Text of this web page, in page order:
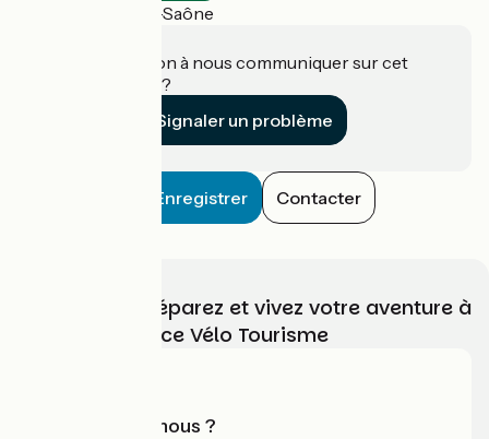
Pontailler-sur-Saône
Une information à nous communiquer sur cet
établissement ?
Signaler un problème
Enregistrer Contacter
Choisissez, préparez et vivez votre aventure à
vélo avec France Vélo Tourisme
Qui sommes-nous ?